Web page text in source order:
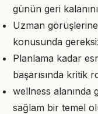
günün geri
Uzman
konusunda
Planlama kadar
başarısında kritik
wellness
sağlam bir temel